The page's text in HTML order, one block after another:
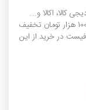
کالا، اکالا و...
را اعمال کنید تا 100 هزار تومان تخفیف
کنید. کافیست در خرید از این